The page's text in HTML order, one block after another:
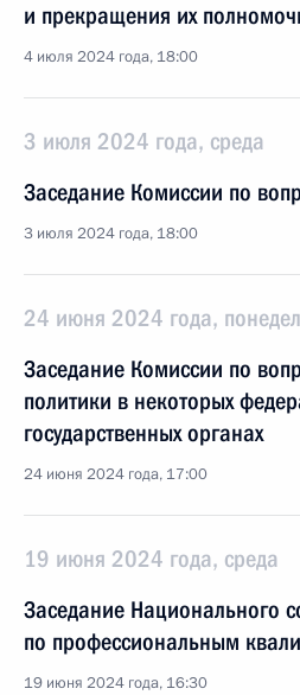
и прекращения их
4 июля 2024 года, 18:00
3 июля 2024 года, среда
Заседание Комиссии по
3 июля 2024 года, 18:00
24 июня 2024 года,
Заседание Комиссии по
политики в некоторых
государственных органах
24 июня 2024 года, 17:00
19 июня 2024 года, среда
Заседание Национального
по профессиональным
19 июня 2024 года, 16:30